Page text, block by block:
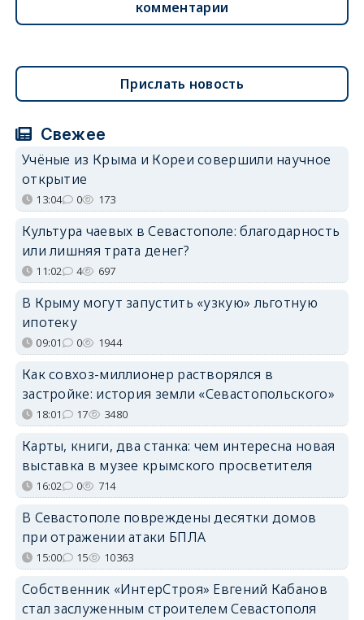
комментарии
Прислать новость
Свежее
Учёные из Крыма и Кореи совершили научное
открытие
13:04 0 173
Культура чаевых в Севастополе: благодарность
или лишняя трата денег?
11:02 4 697
В Крыму могут запустить «узкую» льготную
ипотеку
09:01 0 1944
Как совхоз-миллионер растворялся в
застройке: история земли «Севастопольского»
18:01 17 3480
Карты, книги, два станка: чем интересна новая
выставка в музее крымского просветителя
16:02 0 714
В Севастополе повреждены десятки домов
при отражении атаки БПЛА
15:00 15 10363
Собственник «ИнтерСтроя» Евгений Кабанов
стал заслуженным строителем Севастополя